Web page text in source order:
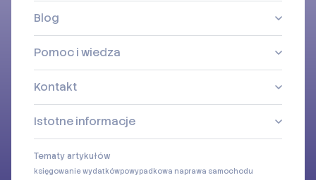
Blog
Pomoc i wiedza
Kontakt
Istotne informacje
Tematy artykułów
księgowanie wydatkówpowypadkowa naprawa samochodu